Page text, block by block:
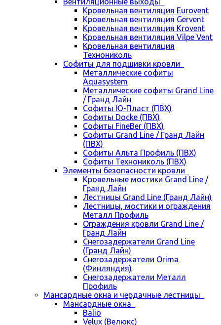
Кровельная вентиляция Eurovent
Кровельная вентиляция Gervent
Кровельная вентиляция Krovent
Кровельная вентиляция Vilpe Vent
Кровельная вентиляция
Технониколь
Cофиты для подшивки кровли
Металлические софиты
Aquasystem
Металлические софиты Grand Line
/ Гранд Лайн
Софиты Ю-Пласт (ПВХ)
Софиты Docke (ПВХ)
Софиты FineBer (ПВХ)
Софиты Grand Line / Гранд Лайн
(ПВХ)
Софиты Альта Профиль (ПВХ)
Софиты Технониколь (ПВХ)
Элементы безопасности кровли
Кровельные мостики Grand Line /
Гранд Лайн
Лестницы Grand Line (Гранд Лайн)
Лестницы, мостики и ограждения
Металл Профиль
Ограждения кровли Grand Line /
Гранд Лайн
Снегозадержатели Grand Line
(Гранд Лайн)
Снегозадержатели Orima
(Финляндия)
Снегозадержатели Металл
Профиль
Мансардные окна и чердачные лестницы
Мансардные окна
Balio
Velux (Велюкс)